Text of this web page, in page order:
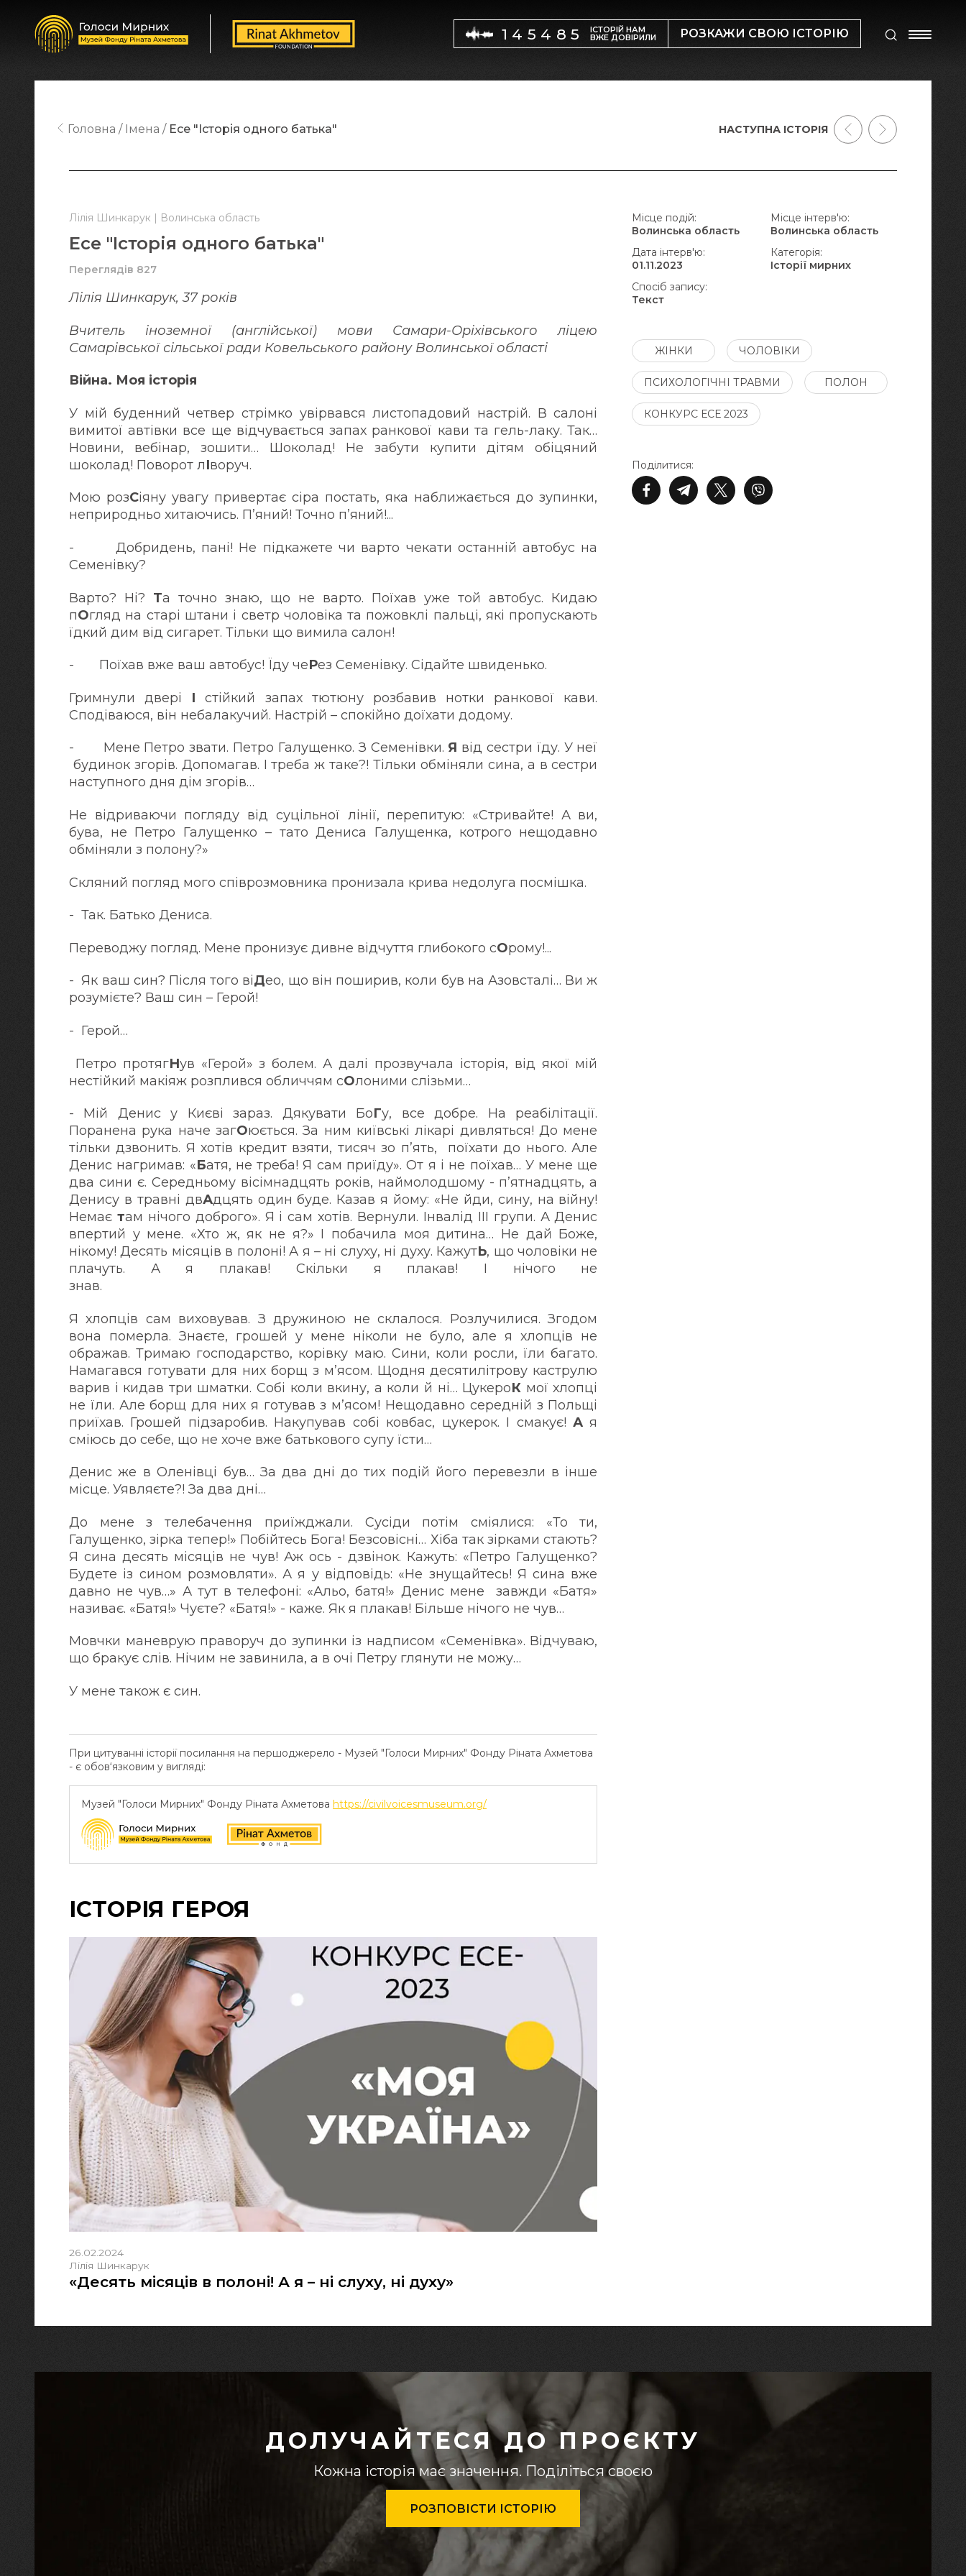
145485 ІСТОРІЙ НАМ
ВЖЕ ДОВІРИЛИ РОЗКАЖИ СВОЮ ІСТОРІЮ
Лілія Шинкарук | Волинська область
Есе "Історія одного батька"
Переглядів 827
Лілія Шинкарук, 37 років
Вчитель іноземної (англійської) мови Самари-Оріхівського ліцею
Самарівської сільської ради Ковельського району Волинської області
Війна. Моя історія
У мій буденний четвер стрімко увірвався листопадовий настрій. В салоні
вимитої автівки все ще відчувається запах ранкової кави та гель-лаку. Так…
Новини, вебінар, зошити… Шоколад! Не забути купити дітям обіцяний
шоколад! Поворот лІворуч.
Мою розСіяну увагу привертає сіра постать, яка наближається до зупинки,
неприродньо хитаючись. П’яний! Точно п’яний!...
- Добридень, пані! Не підкажете чи варто чекати останній автобус на
Семенівку?
Варто? Ні? Та точно знаю, що не варто. Поїхав уже той автобус. Кидаю
пОгляд на старі штани і светр чоловіка та пожовклі пальці, які пропускають
їдкий дим від сигарет. Тільки що вимила салон!
- Поїхав вже ваш автобус! Їду чеРез Семенівку. Сідайте швиденько.
Гримнули двері І стійкий запах тютюну розбавив нотки ранкової кави.
Сподіваюся, він небалакучий. Настрій – спокійно доїхати додому.
- Мене Петро звати. Петро Галущенко. З Семенівки. Я від сестри їду. У неї
будинок згорів. Допомагав. І треба ж таке?! Тільки обміняли сина, а в сестри
наступного дня дім згорів…
Не відриваючи погляду від суцільної лінії, перепитую: «Стривайте! А ви,
бува, не Петро Галущенко – тато Дениса Галущенка, котрого нещодавно
обміняли з полону?»
Скляний погляд мого співрозмовника пронизала крива недолуга посмішка.
- Так. Батько Дениса.
Переводжу погляд. Мене пронизує дивне відчуття глибокого сОрому!...
- Як ваш син? Після того віДео, що він поширив, коли був на Азовсталі… Ви ж
розумієте? Ваш син – Герой!
- Герой…
Петро протягНув «Герой» з болем. А далі прозвучала історія, від якої мій
нестійкий макіяж розплився обличчям сОлоними слізьми…
- Мій Денис у Києві зараз. Дякувати БоГу, все добре. На реабілітації.
Поранена рука наче загОюється. За ним київські лікарі дивляться! До мене
тільки дзвонить. Я хотів кредит взяти, тисяч зо п’ять, поїхати до нього. Але
Денис нагримав: «Батя, не треба! Я сам приїду». От я і не поїхав… У мене ще
два сини є. Середньому вісімнадцять років, наймолодшому - п’ятнадцять, а
Денису в травні двАдцять один буде. Казав я йому: «Не йди, сину, на війну!
Немає там нічого доброго». Я і сам хотів. Вернули. Інвалід ІІІ групи. А Денис
впертий у мене. «Хто ж, як не я?» І побачила моя дитина… Не дай Боже,
нікому! Десять місяців в полоні! А я – ні слуху, ні духу. КажутЬ, що чоловіки не
плачуть. А я плакав! Скільки я плакав! І нічого не
знав.
Я хлопців сам виховував. З дружиною не склалося. Розлучилися. Згодом
вона померла. Знаєте, грошей у мене ніколи не було, але я хлопців не
ображав. Тримаю господарство, корівку маю. Сини, коли росли, їли багато.
Намагався готувати для них борщ з м’ясом. Щодня десятилітрову каструлю
варив і кидав три шматки. Собі коли вкину, а коли й ні… ЦукероК мої хлопці
не їли. Але борщ для них я готував з м’ясом! Нещодавно середній з Польщі
приїхав. Грошей підзаробив. Накупував собі ковбас, цукерок. І смакує! Ая
сміюсь до себе, що не хоче вже батькового супу їсти…
Денис же в Оленівці був… За два дні до тих подій його перевезли в інше
місце. Уявляєте?! За два дні…
До мене з телебачення приїжджали. Сусіди потім сміялися: «То ти,
Галущенко, зірка тепер!» Побійтесь Бога! Безсовісні… Хіба так зірками стають?
Я сина десять місяців не чув! Аж ось - дзвінок. Кажуть: «Петро Галущенко?
Будете із сином розмовляти». А я у відповідь: «Не знущайтесь! Я сина вже
давно не чув…» А тут в телефоні: «Альо, батя!» Денис мене завжди «Батя»
називає. «Батя!» Чуєте? «Батя!» - каже. Як я плакав! Більше нічого не чув…
Мовчки маневрую праворуч до зупинки із надписом «Семенівка». Відчуваю,
що бракує слів. Нічим не завинила, а в очі Петру глянути не можу…
У мене також є син.
При цитуванні історії посилання на першоджерело - Музей "Голоси Мирних" Фонду Ріната Ахметова
- є обов‘язковим у вигляді:
Музей "Голоси Мирних" Фонду Ріната Ахметова https://civilvoicesmuseum.org/
Головна Імена Есе "Історія одного батька"
Поділитися:
Місце подій:
Волинська область
Місце інтерв'ю:
Волинська область
Дата інтерв'ю:
01.11.2023
Категорія:
Історії мирних
Спосіб запису:
Текст
ЖІНКИ ЧОЛОВІКИ
ПСИХОЛОГІЧНІ ТРАВМИ ПОЛОН
КОНКУРС ЕСЕ 2023
НАСТУПНА ІСТОРІЯ
ІСТОРІЯ ГЕРОЯ
26.02.2024
Лілія Шинкарук
«Десять місяців в полоні! А я – ні слуху, ні духу»
ДОЛУЧАЙТЕСЯ ДО ПРОЄКТУ
Кожна історія має значення. Поділіться своєю
РОЗПОВІСТИ ІСТОРІЮ